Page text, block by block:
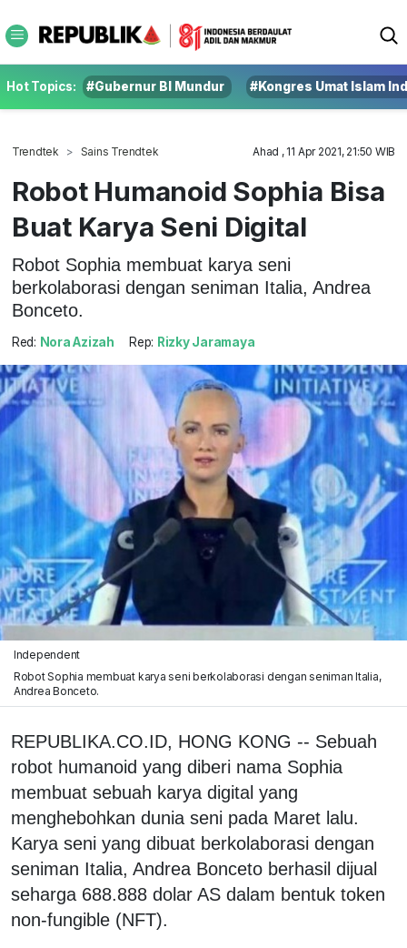
Hot Topics: #Gubernur BI Mundur #Kongres Umat Islam
Trendtek Sains Trendtek Ahad , 11 Apr 2021, 21:50 WIB
Robot Humanoid Sophia Bisa
Buat Karya Seni Digital
Robot Sophia membuat karya seni
berkolaborasi dengan seniman Italia, Andrea
Bonceto.
Red: Nora Azizah Rep: Rizky Jaramaya
Independent
Robot Sophia membuat karya seni berkolaborasi dengan seniman Italia,
Andrea Bonceto.
REPUBLIKA.CO.ID, HONG KONG -- Sebuah
robot humanoid yang diberi nama Sophia
membuat sebuah karya digital yang
menghebohkan dunia seni pada Maret lalu.
Karya seni yang dibuat berkolaborasi dengan
seniman Italia, Andrea Bonceto berhasil dijual
seharga 688.888 dolar AS dalam bentuk token
non-fungible (NFT).